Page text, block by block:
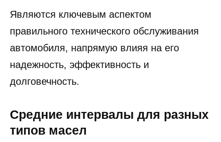
Являются ключевым аспектом
правильного технического обслуживания
автомобиля, напрямую влияя на его
надежность, эффективность и
долговечность.
Средние интервалы для разных
типов масел